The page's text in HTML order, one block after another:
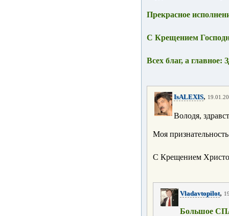
Прекрасное
С Крещением
Всех благ, а
IsALEXIS,
Володя,
Моя
С Крещением
Vladavtopilot,
Большое